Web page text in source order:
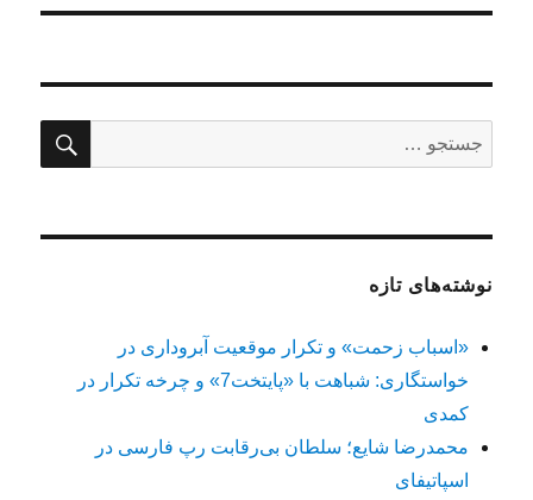
برای:
نوشته‌های تازه
«اسباب زحمت» و تکرار موقعیت آبروداری در
خواستگاری: شباهت با «پایتخت7» و چرخه تکرار در
کمدی
محمدرضا شایع؛ سلطان بی‌رقابت رپ فارسی در
اسپاتیفای